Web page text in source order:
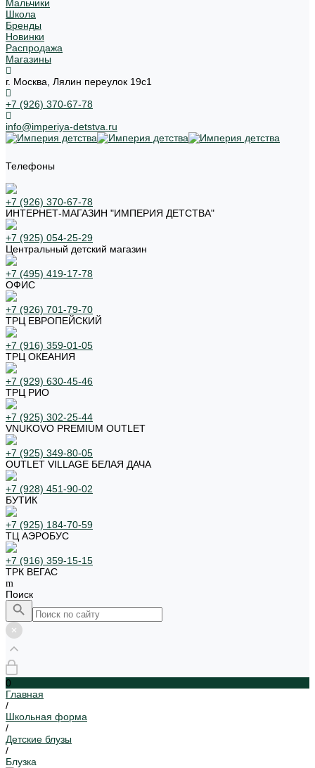
Мальчики
Школа
Бренды
Новинки
Распродажа
Магазины
г. Москва, Лялин переулок 19с1
+7 (926) 370-67-78
info@imperiya-detstva.ru
Телефоны
+7 (926) 370-67-78
ИНТЕРНЕТ-МАГАЗИН "ИМПЕРИЯ ДЕТСТВА"
+7 (925) 054-25-29
Центральный детский магазин
+7 (495) 419-17-78
ОФИС
+7 (926) 701-79-70
ТРЦ ЕВРОПЕЙСКИЙ
+7 (916) 359-01-05
ТРЦ ОКЕАНИЯ
+7 (929) 630-45-46
ТРЦ РИО
+7 (925) 302-25-44
VNUKOVO PREMIUM OUTLET
+7 (925) 349-80-05
OUTLET VILLAGE БЕЛАЯ ДАЧА
+7 (928) 451-90-02
БУТИК
+7 (925) 184-70-59
ТЦ АЭРОБУС
+7 (916) 359-15-15
ТРК ВЕГАС
Поиск
0
Главная
/
Школьная форма
/
Детские блузы
/
Блузка